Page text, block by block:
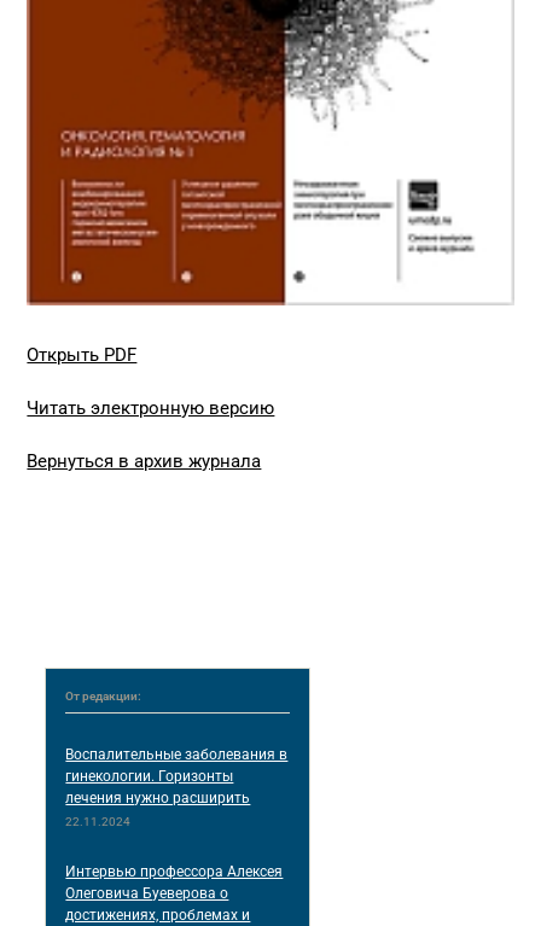
Открыть PDF
Читать электронную версию
Вернуться в архив журнала
От редакции:
Воспалительные заболевания в
гинекологии. Горизонты
лечения нужно расширить
22.11.2024
Интервью профессора Алексея
Олеговича Буеверова о
достижениях, проблемах и